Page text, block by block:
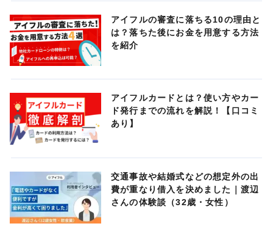
アイフルの審査に落ちる10の理由と
は？落ちた後にお金を用意する方法
を紹介
アイフルカードとは？使い方やカー
ド発行までの流れを解説！【口コミ
あり】
交通事故や結婚式などの想定外の出
費が重なり借入を決めました｜渡辺
さんの体験談（32歳・女性）